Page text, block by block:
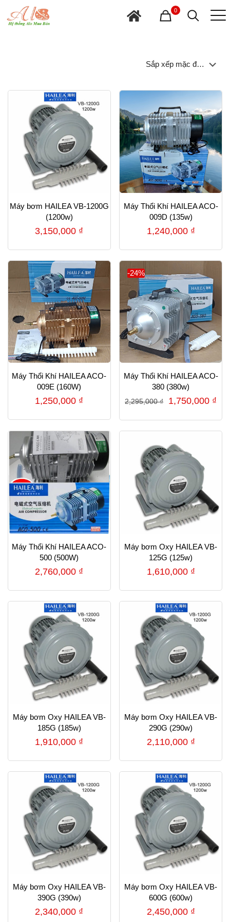
0
Máy bơm HAILEA VB-1200G
(1200w)
3,150,000 ₫
Máy Thổi Khí HAILEA ACO-
009D (135w)
1,240,000 ₫
Máy Thổi Khí HAILEA ACO-
009E (160W)
1,250,000 ₫
-24%
Máy Thổi Khí HAILEA ACO-
380 (380w)
2,295,000₫
Giá
là:
2,295,000 ₫.
1,750,000 ₫
tại
Máy Thổi Khí HAILEA ACO-
500 (500W)
2,760,000 ₫
Máy bơm Oxy HAILEA VB-
125G (125w)
1,610,000 ₫
Máy bơm Oxy HAILEA VB-
185G (185w)
1,910,000 ₫
Máy bơm Oxy HAILEA VB-
290G (290w)
2,110,000 ₫
Máy bơm Oxy HAILEA VB-
390G (390w)
2,340,000 ₫
Máy bơm Oxy HAILEA VB-
600G (600w)
2,450,000 ₫